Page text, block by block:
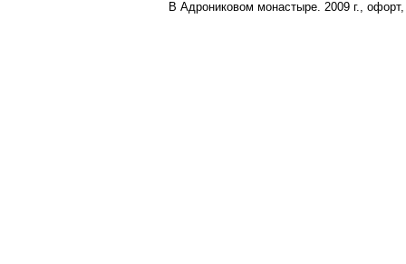
В Адрониковом монастыре. 2009 г.,